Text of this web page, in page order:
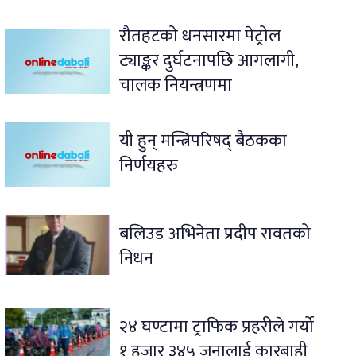
रौतहटको धनसारमा पेट्रोल
ट्याङ्कर दुर्घटनापछि आगलागी,
चालक नियन्त्रणमा
यी हुन् मन्त्रिपरिषद् बैठकका
निर्णयहरु
बलिउड अभिनेता प्रदीप रावतको
निधन
२४ घण्टामा ट्राफिक प्रहरीले गर्यो